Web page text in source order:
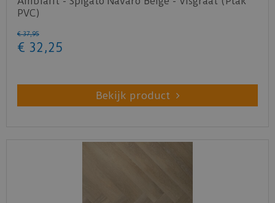
PVC)
€ 37,95
€ 32 ,25
Bekijk product